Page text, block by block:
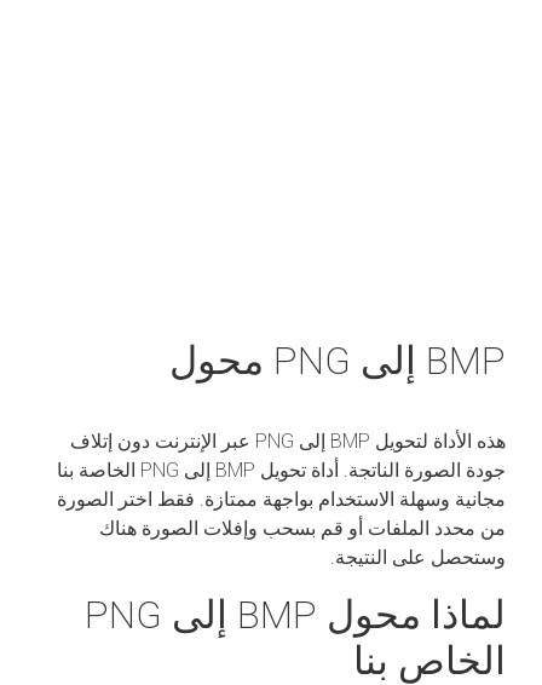
BMP إلى PNG محول
هذه الأداة لتحويل BMP إلى PNG عبر الإنترنت دون إتلاف
جودة الصورة الناتجة. أداة تحويل BMP إلى PNG الخاصة بنا
مجانية وسهلة الاستخدام بواجهة ممتازة. فقط اختر الصورة
من محدد الملفات أو قم بسحب وإفلات الصورة هناك
وستحصل على النتيجة.
لماذا محول BMP إلى PNG
الخاص بنا